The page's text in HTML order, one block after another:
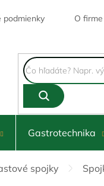
podmienky O firme
Gastrotechnika
spojky